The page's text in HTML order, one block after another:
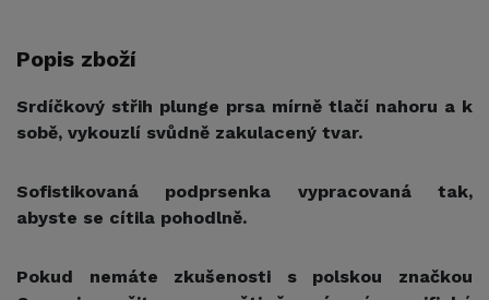
Popis zboží
Srdíčkový střih plunge prsa mírně tlačí nahoru a k
sobě, vykouzlí svůdně zakulacený tvar.
Sofistikovaná podprsenka vypracovaná tak,
abyste se cítila pohodlně.
Pokud nemáte zkušenosti s polskou značkou